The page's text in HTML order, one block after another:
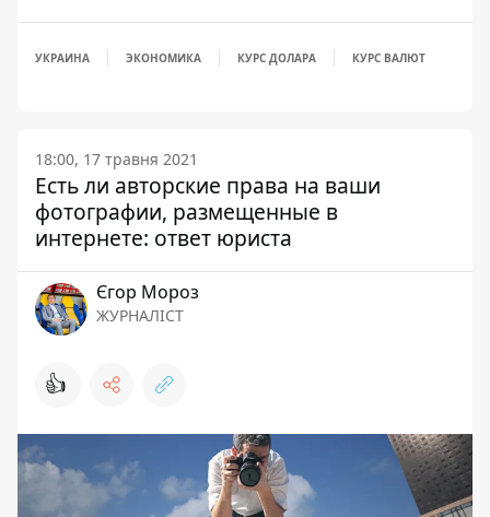
УКРАИНА ЭКОНОМИКА КУРС ДОЛАРА КУРС ВАЛЮТ
18:00, 17 травня 2021
Есть ли авторские права на ваши
фотографии, размещенные в
интернете: ответ юриста
Єгор Мороз
ЖУРНАЛІСТ
👍